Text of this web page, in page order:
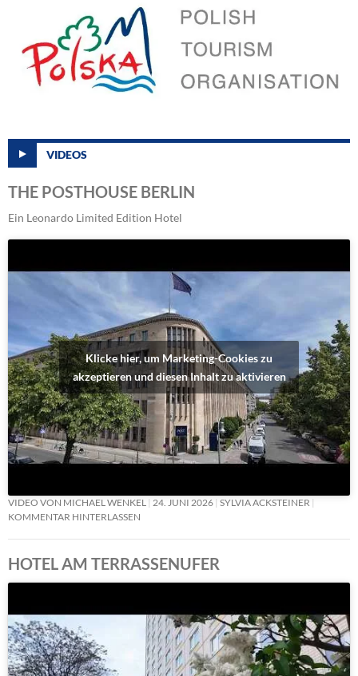
VIDEOS
THE POSTHOUSE BERLIN
Ein Leonardo Limited Edition Hotel
Klicke hier, um Marketing-Cookies zu
akzeptieren und diesen Inhalt zu aktivieren
VIDEO VON MICHAEL WENKEL 24. JUNI 2026 SYLVIA ACKSTEINER
KOMMENTAR HINTERLASSEN
HOTEL AM TERRASSENUFER